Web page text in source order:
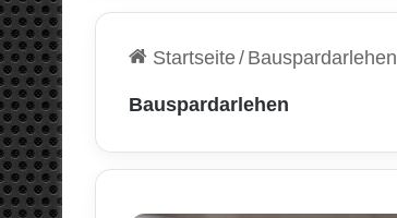
Startseite/ Bauspardarlehen
Bauspardarlehen